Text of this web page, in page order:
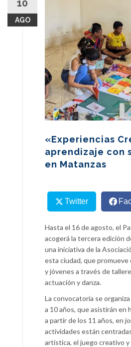
content
10
AGO
«Experiencias
aprendizaje con
en Matanzas
Twitter
Hasta el 16 de agosto, el
acogerá la tercera edición
una iniciativa de la
esta ciudad, que
y jóvenes a través de
actuación y danza.
La convocatoria se
a 10 años, que asistirán en
a partir de los 11 años, en
actividades están
artística, el juego creativo